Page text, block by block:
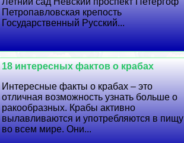
Петропавловская крепость
Государственный Русский...
18 интересных фактов о кpaбах
Интересные факты о кpaбах – это
отличная возможность узнать больше о
paкообразных. Кpaбы активно
вылавливаются и употрeбляются в пищу
во всем мире. Они...